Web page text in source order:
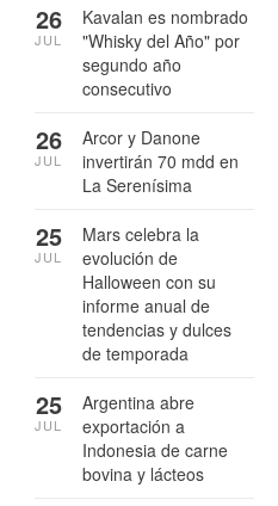
Kavalan es nombrado
"Whisky del Año" por
segundo año
consecutivo
26
JUL
Arcor y Danone
invertirán 70 mdd en
La Serenísima
26
JUL
Mars celebra la
evolución de
Halloween con su
informe anual de
tendencias y dulces
de temporada
25
JUL
Argentina abre
exportación a
Indonesia de carne
bovina y lácteos
25
JUL